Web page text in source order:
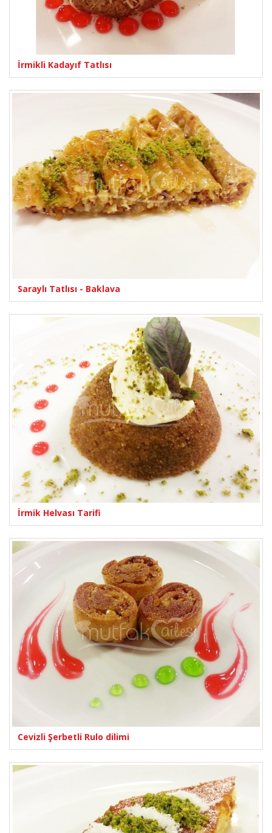
İrmikli Kadayıf Tatlısı
Saraylı Tatlısı - Baklava
İrmik Helvası Tarifi
Cevizli Şerbetli Rulo dilimi